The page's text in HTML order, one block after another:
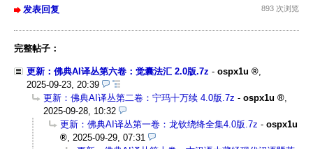
发表回复 893 次浏览
完整帖子：
更新：佛典AI译丛第六卷：觉囊法汇 2.0版.7z - ospx1u
2025-09-23, 20:39
更新：佛典AI译丛第二卷：宁玛十万续 4.0版.7z - ospx1u
2025-09-28, 10:32
更新：佛典AI译丛第一卷：龙钦绕绛全集4.0版.7z - ospx1u
2025-09-29, 07:31